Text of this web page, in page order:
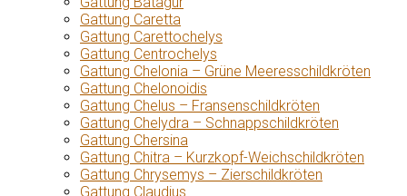
Gattung Caretta
Gattung Carettochelys
Gattung Centrochelys
Gattung Chelonia – Grüne Meeresschildkröten
Gattung Chelonoidis
Gattung Chelus – Fransenschildkröten
Gattung Chelydra – Schnappschildkröten
Gattung Chersina
Gattung Chitra – Kurzkopf-Weichschildkröten
Gattung Chrysemys – Zierschildkröten
Gattung Claudius